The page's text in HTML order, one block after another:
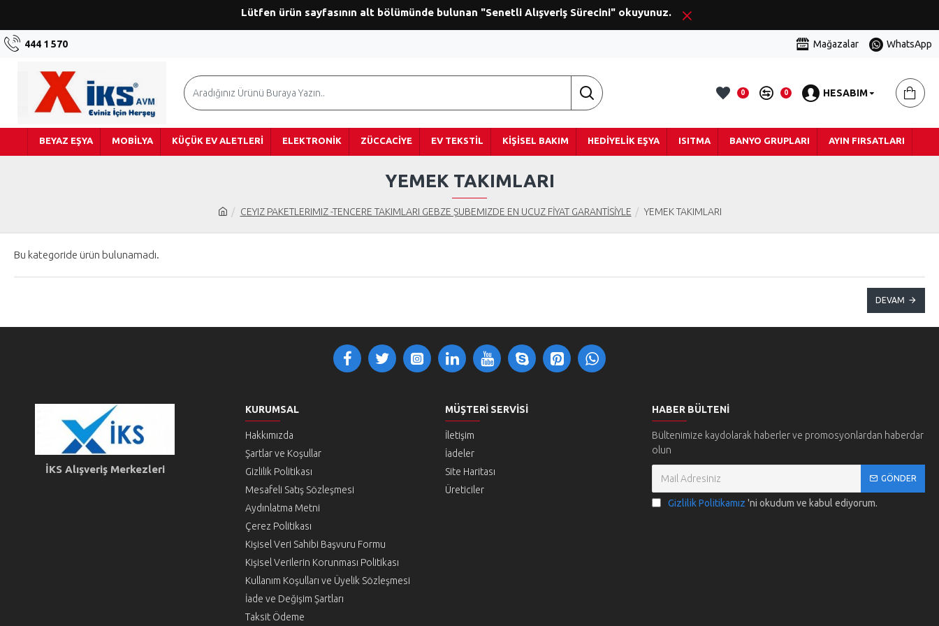
Lütfen ürün sayfasının alt bölümünde bulunan "Senetli Alışveriş Sürecini" okuyunuz.
444 1 570 Mağazalar WhatsApp
0 0 HESABIM
BEYAZ EŞYA MOBILYA KÜÇÜK EV ALETLERI ELEKTRONIK ZÜCCACIYE EV TEKSTIL KIŞISEL BAKIM HEDIYELIK EŞYA ISITMA BANYO GRUPLARI AYIN FIRSATLARI
CEYIZ PAKETLERIMIZ -TENCERE TAKIMLARI GEBZE ŞUBEMIZDE EN UCUZ FİYAT GARANTİSİYLE YEMEK TAKIMLARI
YEMEK TAKIMLARI
Bu kategoride ürün bulunamadı.
DEVAM
İKS Alışveriş Merkezleri
KURUMSAL
Hakkımızda
Şartlar ve Koşullar
Gizlilik Politikası
Mesafeli Satış Sözleşmesi
Aydınlatma Metni
Çerez Politikası
Kişisel Veri Sahibi Başvuru Formu
Kişisel Verilerin Korunması Politikası
Kullanım Koşulları ve Üyelik Sözleşmesi
İade ve Değişim Şartları
Taksit Ödeme
MÜŞTERI SERVISI
İletişim
İadeler
Site Haritası
Üreticiler
HABER BÜLTENI
Bültenimize kaydolarak haberler ve promosyonlardan haberdar
olun
GÖNDER
Gizlilik Politikamız 'ni okudum ve kabul ediyorum.